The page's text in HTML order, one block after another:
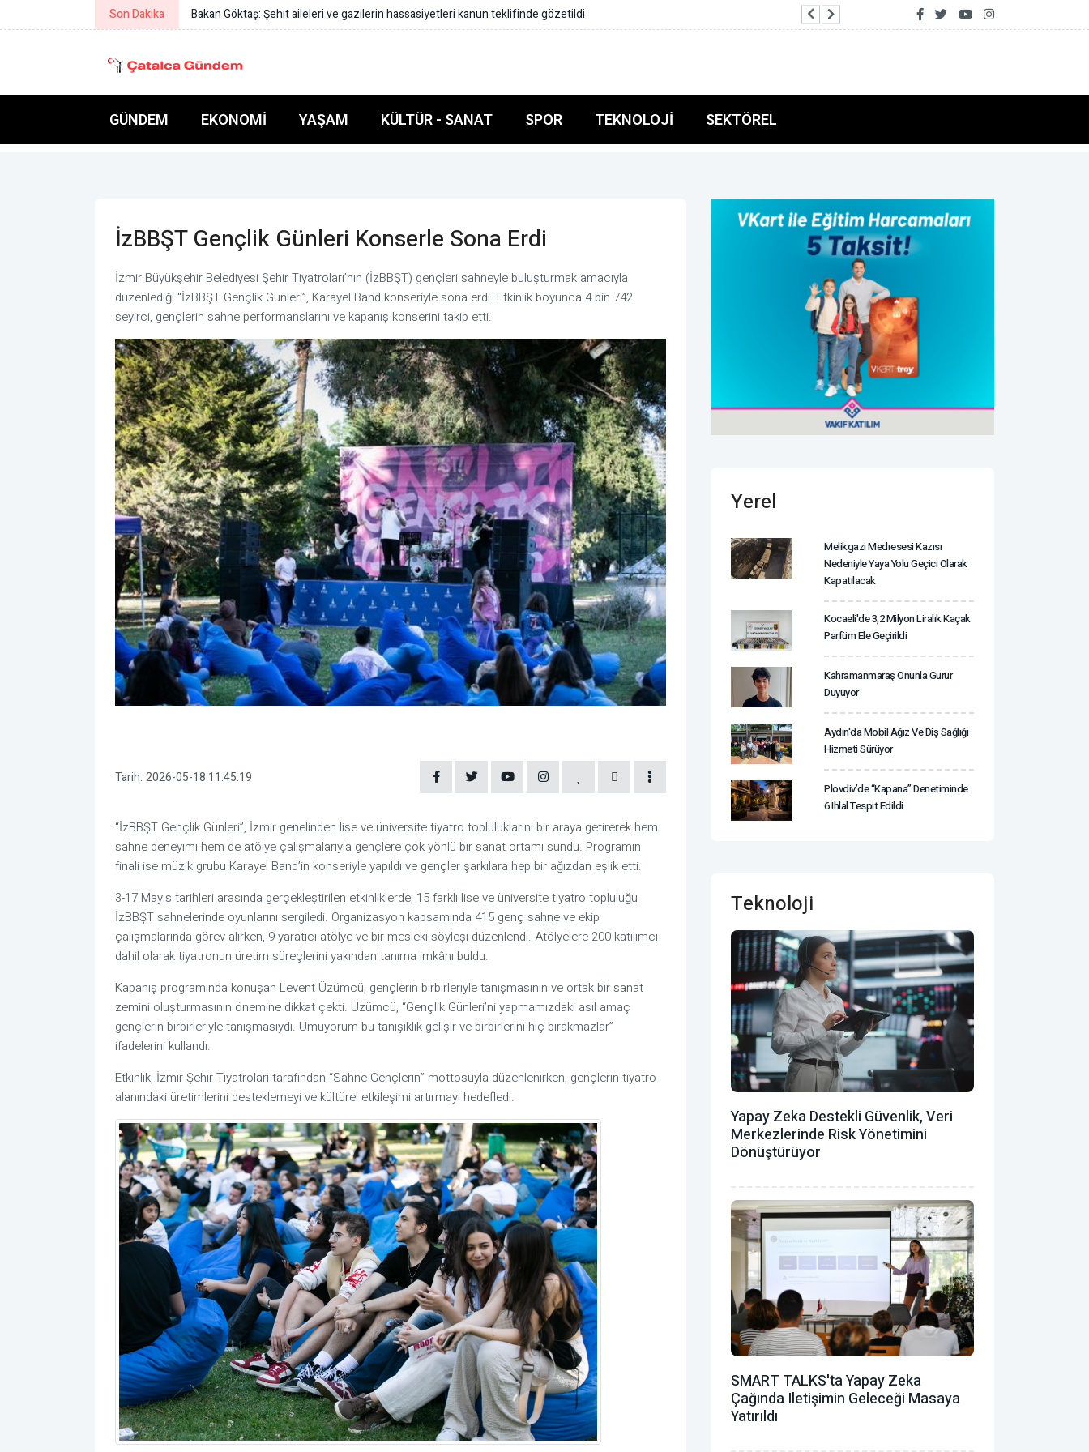
Son Dakika İstanbul'da mülki idare amirleri toplandı Cumhurbaşkanı Yardımcısı Yılmaz: Kanun
GÜNDEM EKONOMI YAŞAM KÜLTÜR - SANAT SPOR TEKNOLOJI SEKTÖREL
İzBBŞT Gençlik Günleri Konserle Sona Erdi
İzmir Büyükşehir Belediyesi Şehir Tiyatroları’nın (İzBBŞT) gençleri sahneyle buluşturmak amacıyla
düzenlediği “İzBBŞT Gençlik Günleri”, Karayel Band konseriyle sona erdi. Etkinlik boyunca 4 bin 742
seyirci, gençlerin sahne performanslarını ve kapanış konserini takip etti.
Tarih: 2026-05-18 11:45:19
“İzBBŞT Gençlik Günleri”, İzmir genelinden lise ve üniversite tiyatro topluluklarını bir araya getirerek hem
sahne deneyimi hem de atölye çalışmalarıyla gençlere çok yönlü bir sanat ortamı sundu. Programın
finali ise müzik grubu Karayel Band’in konseriyle yapıldı ve gençler şarkılara hep bir ağızdan eşlik etti.
3-17 Mayıs tarihleri arasında gerçekleştirilen etkinliklerde, 15 farklı lise ve üniversite tiyatro topluluğu
İzBBŞT sahnelerinde oyunlarını sergiledi. Organizasyon kapsamında 415 genç sahne ve ekip
çalışmalarında görev alırken, 9 yaratıcı atölye ve bir mesleki söyleşi düzenlendi. Atölyelere 200 katılımcı
dahil olarak tiyatronun üretim süreçlerini yakından tanıma imkânı buldu.
Kapanış programında konuşan Levent Üzümcü, gençlerin birbirleriyle tanışmasının ve ortak bir sanat
zemini oluşturmasının önemine dikkat çekti. Üzümcü, “Gençlik Günleri’ni yapmamızdaki asıl amaç
gençlerin birbirleriyle tanışmasıydı. Umuyorum bu tanışıklık gelişir ve birbirlerini hiç bırakmazlar”
ifadelerini kullandı.
Etkinlik, İzmir Şehir Tiyatroları tarafından “Sahne Gençlerin” mottosuyla düzenlenirken, gençlerin tiyatro
alanındaki üretimlerini desteklemeyi ve kültürel etkileşimi artırmayı hedefledi.
Yerel
Melikgazi Medresesi Kazısı
Nedeniyle Yaya Yolu Geçici Olarak
Kapatılacak
Kocaeli'de 3,2 Milyon Liralık Kaçak
Parfüm Ele Geçirildi
Kahramanmaraş Onunla Gurur
Duyuyor
Aydın'da Mobil Ağız Ve Diş Sağlığı
Hizmeti Sürüyor
Plovdiv’de “Kapana” Denetiminde
6 Ihlal Tespit Edildi
Teknoloji
Yapay Zeka Destekli Güvenlik, Veri
Merkezlerinde Risk Yönetimini
Dönüştürüyor
SMART TALKS'ta Yapay Zeka
Çağında Iletişimin Geleceği Masaya
Yatırıldı